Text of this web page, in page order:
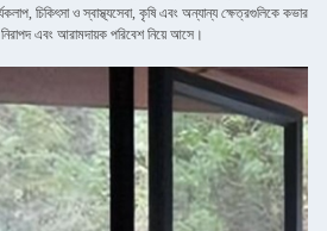
চিকিৎসা ও স্বাস্থ্যসেবা, কৃষি এবং অন্যান্য ক্ষেত্রগুলিকে কভার
এবং আরামদায়ক পরিবেশ নিয়ে আসে।